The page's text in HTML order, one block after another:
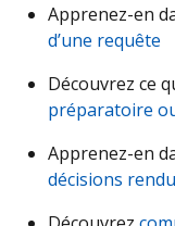
Apprenez-en
d’une requête
Découvrez ce
préparatoire
Apprenez-en
décisions